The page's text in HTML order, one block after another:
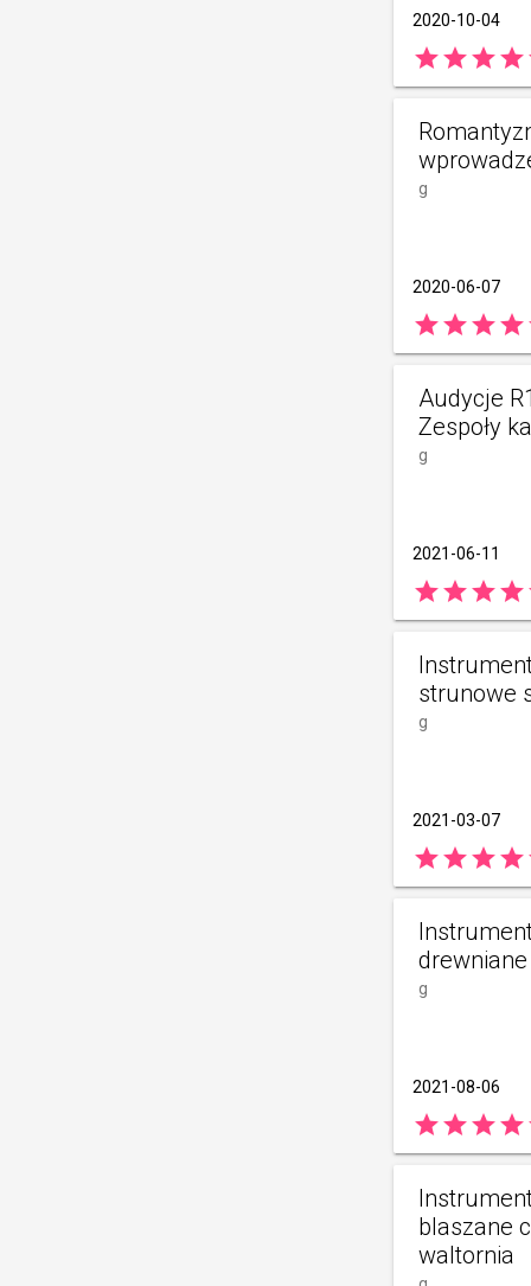
2020-10-04
starstarstarstar
g
2020-06-07
starstarstarstar
Audycje
Zespoły
g
2021-06-11
starstarstarstar
strunowe
g
2021-03-07
starstarstarstar
g
2021-08-06
starstarstarstar
blaszane
waltornia